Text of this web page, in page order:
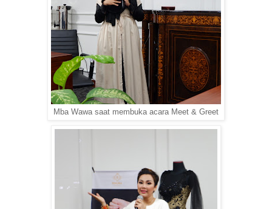
Mba Wawa saat membuka acara Meet & Greet